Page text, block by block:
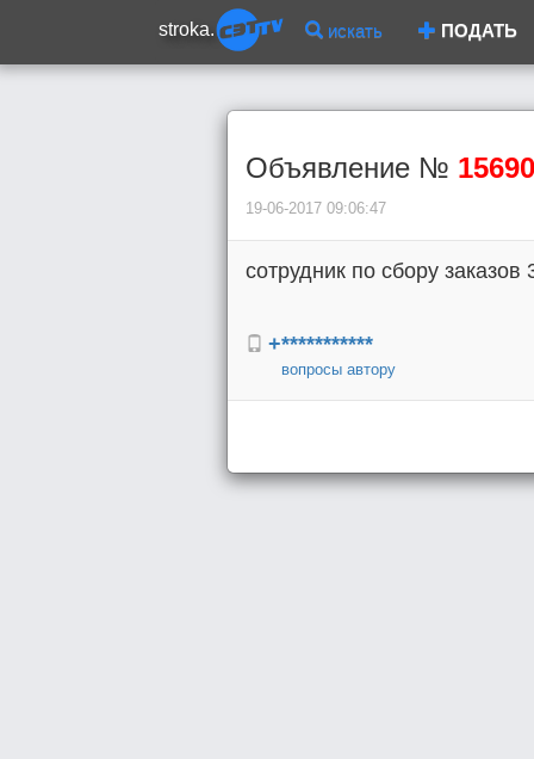
stroka. искать ПОДАТЬ
Объявление № 15690
19-06-2017 09:06:47
сотрудник по сбору заказов
+***********
вопросы автору